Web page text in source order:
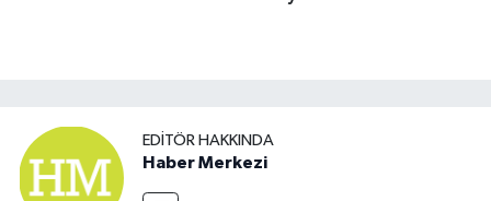
EDITÖR HAKKINDA
Haber Merkezi